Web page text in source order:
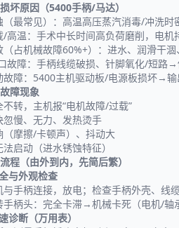
坏原因（5400手柄/马达）
（最常见）：高温高压蒸汽消毒/冲洗
/高温：手术中长时间高负荷磨削，电
（占机械故障60%+）：进水、润滑干
故障：手柄线缆破损、针脚氧化/短路
故障：5400主机驱动板/电源板损坏→
障现象
不转，主机报“电机故障/过载”
忽慢、无力、发热烫手
（摩擦/卡顿声）、抖动大
法启动（进水锈蚀特征）
程（由外到内，先简后繁）
与外观检查
与手柄连接，放电；检查手柄外壳、线
手柄头：完全卡滞→机械卡死（电机/轴
诊断（万用表）